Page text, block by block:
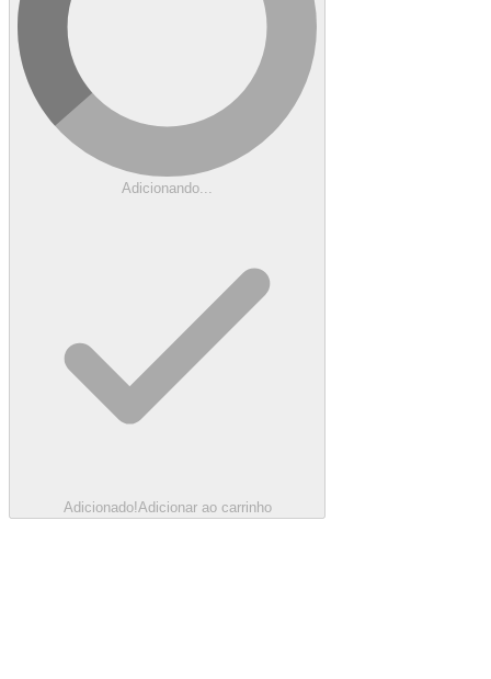
Adicionando...
Adicionado!Adicionar ao carrinho